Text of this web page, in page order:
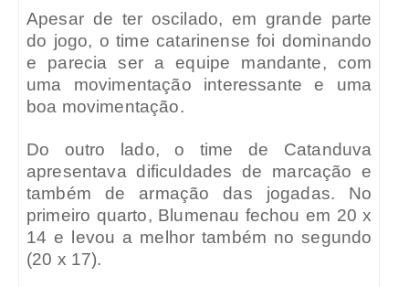
Apesar de ter oscilado, em grande parte
do jogo, o time catarinense foi dominando
e parecia ser a equipe mandante, com
uma movimentação interessante e uma
boa movimentação.
Do outro lado, o time de Catanduva
apresentava dificuldades de marcação e
também de armação das jogadas. No
primeiro quarto, Blumenau fechou em 20 x
14 e levou a melhor também no segundo
(20 x 17).